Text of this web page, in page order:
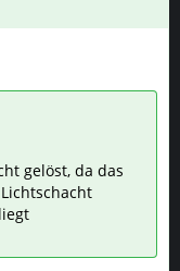
gelöst, da das